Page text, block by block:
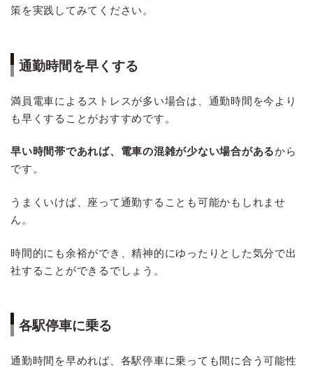
策を実践してみてください。
通勤時間を早くする
満員電車によるストレスが多い場合は、通勤時間を今より
も早くすることがおすすめです。
早い時間帯であれば、電車の混雑が少ない場合があるから
です。
うまくいけば、座って通勤することも可能かもしれませ
ん。
時間的にも余裕ができ、精神的にゆったりとした気分で出
社することができるでしょう。
各駅停車に乗る
通勤時間を早めれば、各駅停車に乗っても間に合う可能性